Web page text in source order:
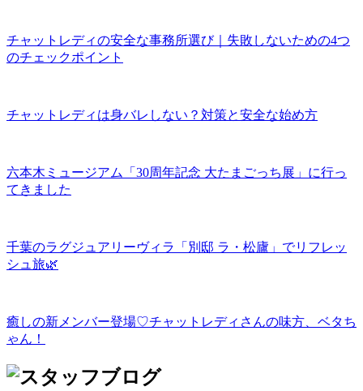
チャットレディの安全な事務所選び｜失敗しないための4つ
のチェックポイント
チャットレディは身バレしない？対策と安全な始め方
六本木ミュージアム「30周年記念 大たまごっち展」に行っ
てきました
千葉のラグジュアリーヴィラ「別邸 ラ・松廬」でリフレッ
シュ旅🌿
癒しの新メンバー登場♡チャットレディさんの味方、ベタち
ゃん！